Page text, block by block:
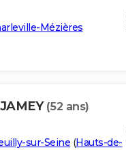
Mézières
(52 ans)
sur-Seine (Hauts-de-